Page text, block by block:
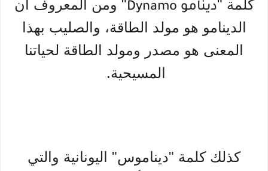
كلمة "دينامو Dynamo
" ومن المعروف أن
الدينامو هو مولد الطاقة، والصليب بهذا
المعنى هو مصدر ومولد الطاقة لحياتنا
المسيحية.
كذلك كلمة "ديناموس" اليونانية والتي